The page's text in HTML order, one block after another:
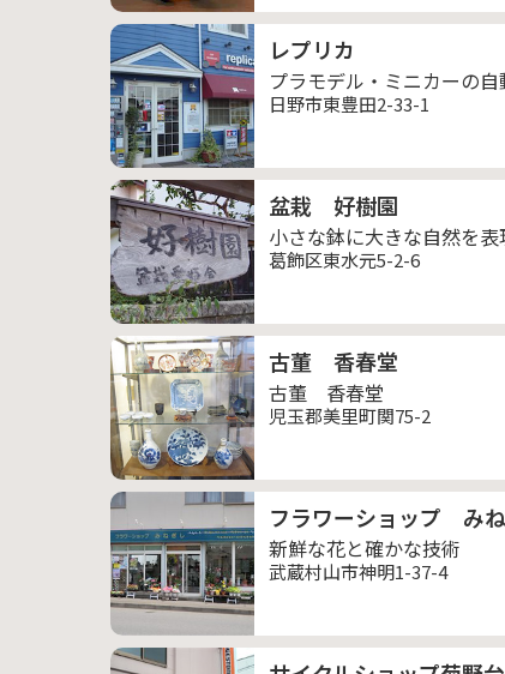
レプリカ
プラモデル・ミニカーの
日野市東豊田2-33-1
盆栽 好樹園
小さな鉢に大きな自然を表
葛飾区東水元5-2-6
古董 香春堂
古董 香春堂
児玉郡美里町関75-2
フラワーショップ み
新鮮な花と確かな技術
武蔵村山市神明1-37-4